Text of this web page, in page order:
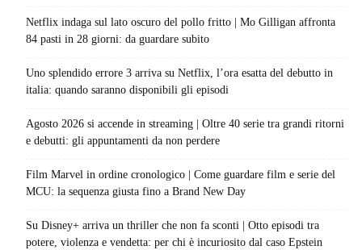
Netflix indaga sul lato oscuro del pollo fritto | Mo Gilligan affronta
84 pasti in 28 giorni: da guardare subito
Uno splendido errore 3 arriva su Netflix, l’ora esatta del debutto in
italia: quando saranno disponibili gli episodi
Agosto 2026 si accende in streaming | Oltre 40 serie tra grandi ritorni
e debutti: gli appuntamenti da non perdere
Film Marvel in ordine cronologico | Come guardare film e serie del
MCU: la sequenza giusta fino a Brand New Day
Su Disney+ arriva un thriller che non fa sconti | Otto episodi tra
potere, violenza e vendetta: per chi è incuriosito dal caso Epstein